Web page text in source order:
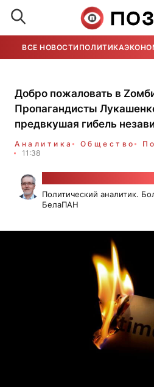
ВСЕ НОВОСТИ ПОЛИТИКА
Добро пожаловать в
Пропагандисты
предвкушая гибель
Аналитика Общество
11:38
Политический аналитик.
БелаПАН